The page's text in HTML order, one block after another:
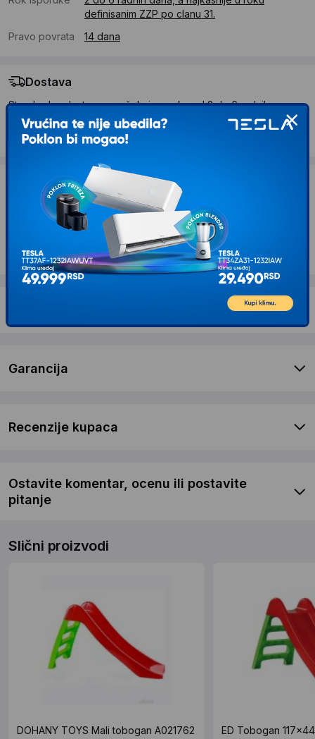
definisanim ZZP po clanu 31.
Pravo povrata
14 dana
Dostava
Standardna dostava se očekuje u roku od 2 do 6 radnih
dana
Troskovi dostave 490 RSD
Želite li ponudu za firmu?
Kontaktirajte nas
Opis proizvoda PILSAN Tobogan i koš slon
Garancija
Recenzije kupaca
Ostavite komentar, ocenu ili postavite
pitanje
Slični proizvodi
DOHANY TOYS Mali tobogan A021762 ED Tobogan